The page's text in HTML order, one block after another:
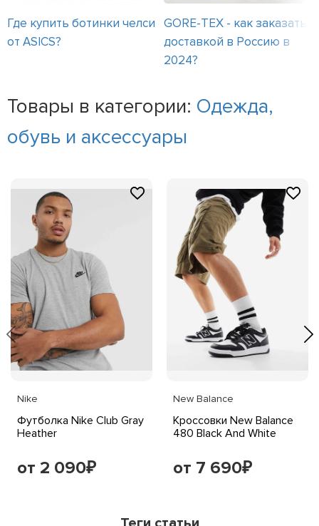
Где купить ботинки челси
от ASICS?
GORE-TEX - как заказать с
доставкой в Россию в
2024?
Товары в категории: Одежда,
обувь и аксессуары
Nike
Футболка Nike Club Gray
Heather
от 2 090₽
New Balance
Кроссовки New Balance
480 Black And White
от 7 690₽